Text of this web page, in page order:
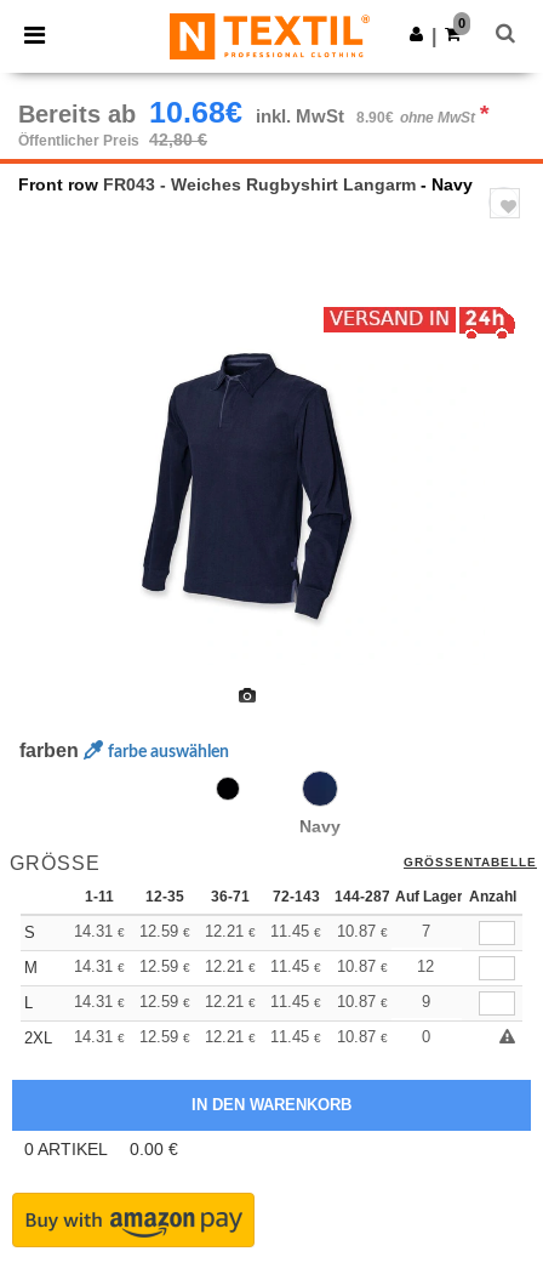
× Ntextil App
Bessere Preise in der App!
App holen
0
Bereits ab 10.68€ inkl. MwSt 8.90€ ohne MwSt *
Öffentlicher Preis 42,80 €
Front row FR043 - Weiches Rugbyshirt Langarm - Navy
farben farbe auswählen
Navy
GRÖSSE GRÖSSENTABELLE
1-11 12-35 36-71 72-143 144-287 288 + Mehr
Auf Lager Anzahl
S 14.31 € 12.59 € 12.21 € 11.45 € 10.87 € 10.68
7
M
14.31 € 12.59 € 12.21 € 11.45 € 10.87 € 10.68
12
L
14.31 € 12.59 € 12.21 € 11.45 € 10.87 € 10.68
9
2XL
14.31 € 12.59 € 12.21 € 11.45 € 10.87 € 10.68
0
0ARTIKEL 0.00 €